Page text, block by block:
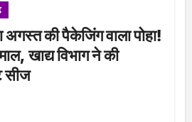
की पैकेजिंग वाला पोहा!
खाद्य विभाग ने की
सीज